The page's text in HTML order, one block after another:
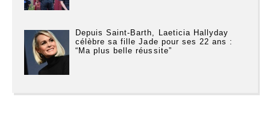
Depuis Saint-Barth, Laeticia Hallyday
célèbre sa fille Jade pour ses 22 ans :
“Ma plus belle réussite”